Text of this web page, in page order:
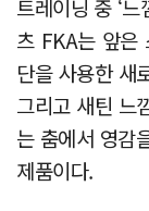
트레이닝 중 ‘
츠 FKA는 앞은
단을 사용한 새
그리고 새틴 느
는 춤에서 영감
제품이다.